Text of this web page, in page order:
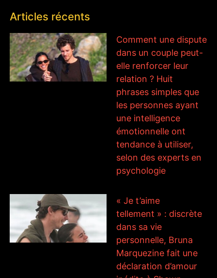
Articles récents
Comment une dispute
dans un couple peut-
elle renforcer leur
relation ? Huit
phrases simples que
les personnes ayant
une intelligence
émotionnelle ont
tendance à utiliser,
selon des experts en
psychologie
« Je t’aime
tellement » : discrète
dans sa vie
personnelle, Bruna
Marquezine fait une
déclaration d’amour